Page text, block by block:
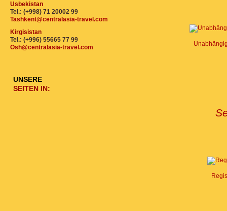
Usbekistan
Tel.: (+998) 71 20002 99
Tashkent@centralasia-travel.com
Kirgisistan
Tel.: (+996) 55665 77 99
Osh@centralasia-travel.com
UNSERE
SEITEN IN: